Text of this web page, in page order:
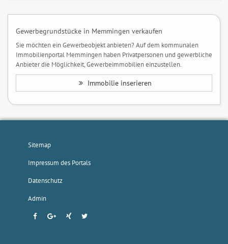
Gewerbegrundstücke in Memmingen verkaufen
Sie möchten ein Gewerbeobjekt anbieten? Auf dem kommunalen
Immobilienportal Memmingen haben Privatpersonen und gewerbliche
Anbieter die Möglichkeit, Gewerbeimmobilien einzustellen.
Immobilie inserieren
Sitemap
Impressum des Portals
Datenschutz
Admin